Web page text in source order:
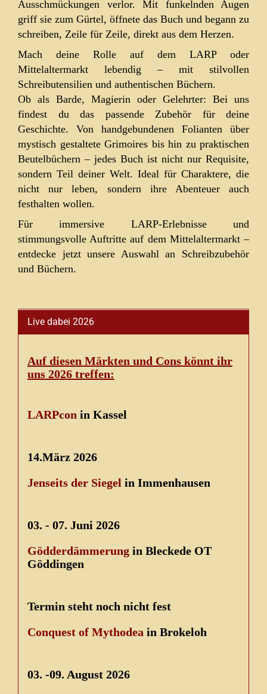
Ausschmückungen verlor. Mit funkelnden Augen
griff sie zum Gürtel, öffnete das Buch und begann zu
schreiben, Zeile für Zeile, direkt aus dem Herzen.
Mach deine Rolle auf dem LARP oder
Mittelaltermarkt lebendig – mit stilvollen
Schreibutensilien und authentischen Büchern.
Ob als Barde, Magierin oder Gelehrter: Bei uns
findest du das passende Zubehör für deine
Geschichte. Von handgebundenen Folianten über
mystisch gestaltete Grimoires bis hin zu praktischen
Beutelbüchern – jedes Buch ist nicht nur Requisite,
sondern Teil deiner Welt. Ideal für Charaktere, die
nicht nur leben, sondern ihre Abenteuer auch
festhalten wollen.
Für immersive LARP-Erlebnisse und
stimmungsvolle Auftritte auf dem Mittelaltermarkt –
entdecke jetzt unsere Auswahl an Schreibzubehör
und Büchern.
Live dabei 2026
Auf diesen Märkten und Cons könnt ihr
uns 2026 treffen:
LARPcon in Kassel
14.März 2026
Jenseits der Siegel in Immenhausen
03. - 07. Juni 2026
Gödderdämmerung in Bleckede OT
Göddingen
Termin steht noch nicht fest
Conquest of Mythodea in Brokeloh
03. -09. August 2026